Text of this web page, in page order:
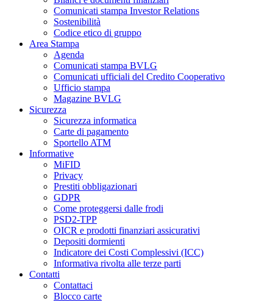
Comunicati stampa Investor Relations
Sostenibilità
Codice etico di gruppo
Area Stampa
Agenda
Comunicati stampa BVLG
Comunicati ufficiali del Credito Cooperativo
Ufficio stampa
Magazine BVLG
Sicurezza
Sicurezza informatica
Carte di pagamento
Sportello ATM
Informative
MiFID
Privacy
Prestiti obbligazionari
GDPR
Come proteggersi dalle frodi
PSD2-TPP
OICR e prodotti finanziari assicurativi
Depositi dormienti
Indicatore dei Costi Complessivi (ICC)
Informativa rivolta alle terze parti
Contatti
Contattaci
Blocco carte